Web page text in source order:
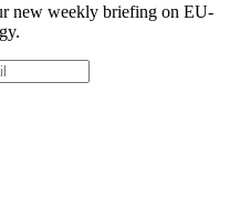
new weekly briefing on EU-